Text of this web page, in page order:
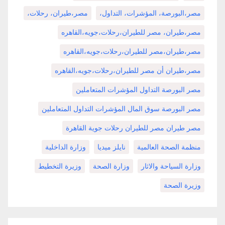
مصر،البورصة، المؤشرات، التداول، مصر،طيران، رحلات،
مصر،طيران، مصر للطيران،رحلات،جويه،القاهره
مصر،طيران،مصر للطيران،رحلات،جويه،القاهره
مصر،طيران أن مصر للطيران،رحلات،جويه،القاهره
مصر البورصة التداول المؤشرات المتعاملين
مصر البورصة سوق المال المؤشرات التداول المتعاملين
مصر طيران مصر للطيران رحلات جوية القاهرة
منظمة الصحة العالمية نايلز ميديا وزارة الداخلية
وزارة السياحة والاثار وزارة الصحة وزيرة التخطيط
وزيرة الصحة